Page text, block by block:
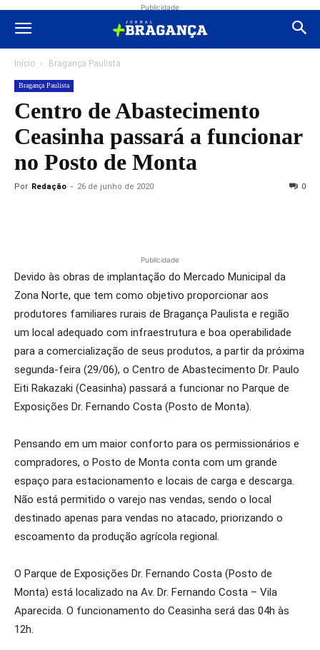
Publicidade
Início Bragança Paulista
Bragança Paulista
Centro de Abastecimento
Ceasinha passará a funcionar
no Posto de Monta
Por Redação - 26 de junho de 2020 0
Publicidade
Devido às obras de implantação do Mercado Municipal da
Zona Norte, que tem como objetivo proporcionar aos
produtores familiares rurais de Bragança Paulista e região
um local adequado com infraestrutura e boa operabilidade
para a comercialização de seus produtos, a partir da próxima
segunda-feira (29/06), o Centro de Abastecimento Dr. Paulo
Eiti Rakazaki (Ceasinha) passará a funcionar no Parque de
Exposições Dr. Fernando Costa (Posto de Monta).
Pensando em um maior conforto para os permissionários e
compradores, o Posto de Monta conta com um grande
espaço para estacionamento e locais de carga e descarga.
Não está permitido o varejo nas vendas, sendo o local
destinado apenas para vendas no atacado, priorizando o
escoamento da produção agrícola regional.
O Parque de Exposições Dr. Fernando Costa (Posto de
Monta) está localizado na Av. Dr. Fernando Costa – Vila
Aparecida. O funcionamento do Ceasinha será das 04h às
12h.